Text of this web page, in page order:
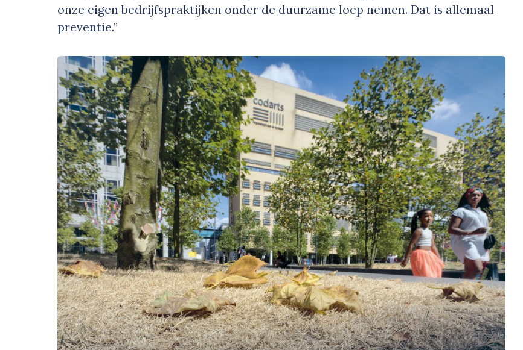
onze eigen bedrijfspraktijken onder de duurzame loep nemen. Dat is allemaal
preventie.”